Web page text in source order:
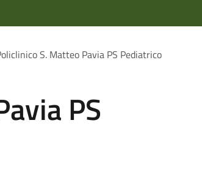
S. Matteo Pavia PS Pediatrico
PS